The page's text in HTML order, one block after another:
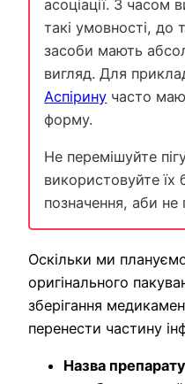
асоціації. З часом
такі умовності, до
засоби мають
вигляд. Для
Аспірину часто
форму.
Не перемішуйте
використовуйте їх
позначення, аби не
Оскільки ми
оригінального
зберігання
перенести частину
Назва препарату